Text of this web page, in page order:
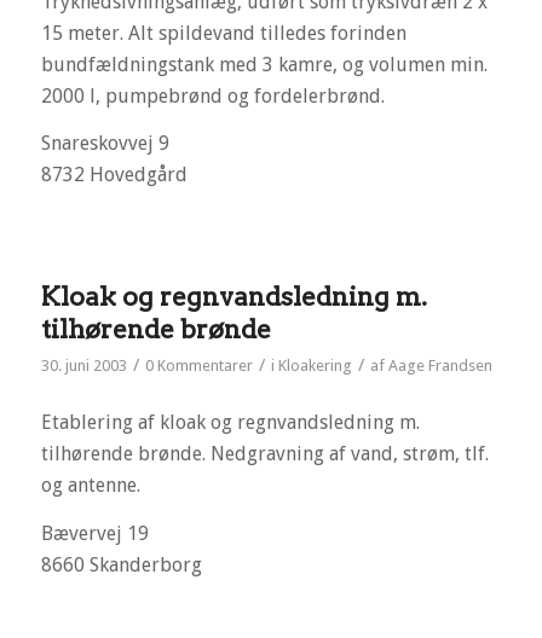
15 meter. Alt spildevand tilledes forinden
bundfældningstank med 3 kamre, og volumen min.
2000 l, pumpebrønd og fordelerbrønd.
Snareskovvej 9
8732 Hovedgård
Kloak og regnvandsledning m.
tilhørende brønde
30. juni 2003 / 0 Kommentarer / i Kloakering / af Aage Frandsen
Etablering af kloak og regnvandsledning m.
tilhørende brønde. Nedgravning af vand, strøm, tlf.
og antenne.
Bævervej 19
8660 Skanderborg